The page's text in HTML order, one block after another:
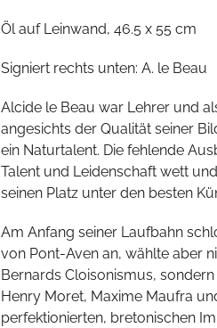
Öl auf Leinwand, 46.5 x 55 cm
Signiert rechts unten: A. le Beau
Alcide le Beau war Lehrer und
angesichts der Qualität seiner
ein Naturtalent. Die fehlende
Talent und Leidenschaft wett
seinen Platz unter den besten
Am Anfang seiner Laufbahn
von Pont-Aven an, wählte aber
Bernards Cloisonismus,
Henry Moret, Maxime Maufra
perfektionierten, bretonischen